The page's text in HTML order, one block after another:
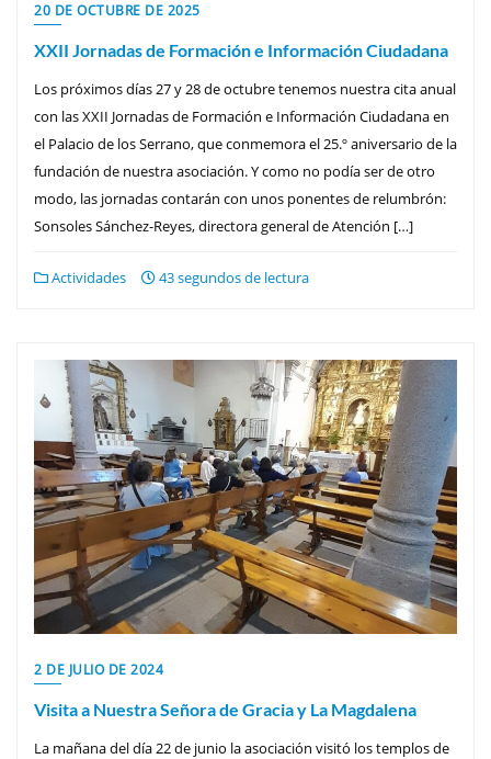
20 DE OCTUBRE DE 2025
XXII Jornadas de Formación e Información Ciudadana
Los próximos días 27 y 28 de octubre tenemos nuestra cita anual
con las XXII Jornadas de Formación e Información Ciudadana en
el Palacio de los Serrano, que conmemora el 25.º aniversario de la
fundación de nuestra asociación. Y como no podía ser de otro
modo, las jornadas contarán con unos ponentes de relumbrón:
Sonsoles Sánchez-Reyes, directora general de Atención […]
Actividades 43 segundos de lectura
2 DE JULIO DE 2024
Visita a Nuestra Señora de Gracia y La Magdalena
La mañana del día 22 de junio la asociación visitó los templos de